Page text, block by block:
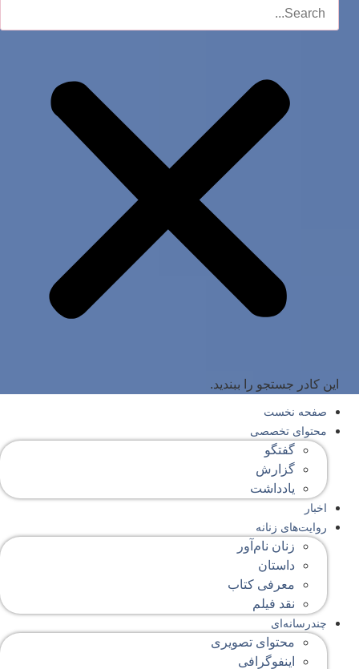
این کادر جستجو را ببندید.
صفحه‌ نخست
محتوای‌ تخصصی
گفتگو
گزارش
یادداشت
اخبار
روایت‌های زنانه
زنان نام‌آور
داستان
معرفی کتاب
نقد فیلم
چندرسانه‌ای
محتوای تصویری
اینفوگرافی